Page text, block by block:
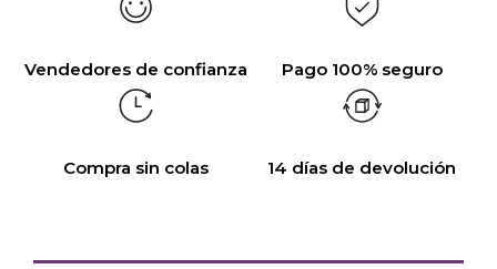
Vendedores de confianza Pago 100% seguro
Compra sin colas 14 días de devolución